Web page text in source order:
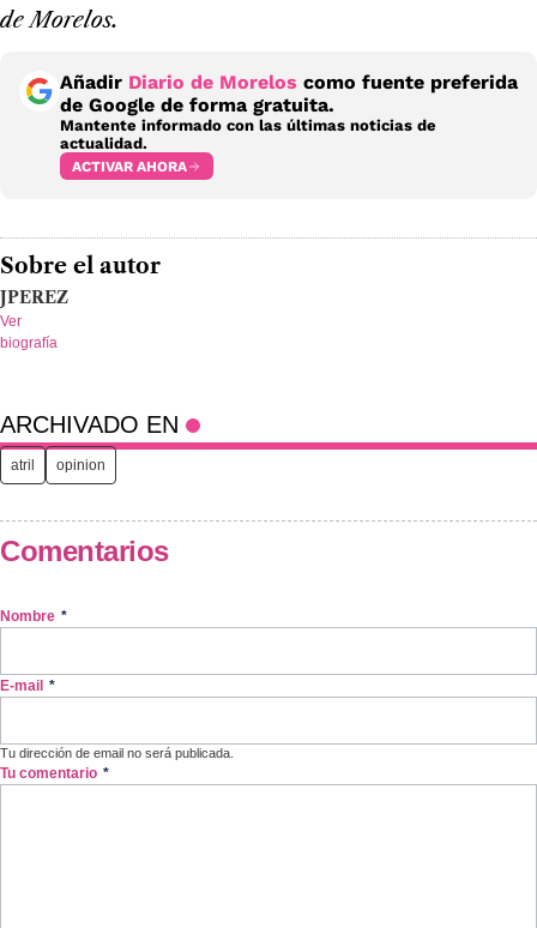
de Morelos.
Añadir Diario de Morelos como fuente preferida
de Google de forma gratuita.
Mantente informado con las últimas noticias de
actualidad.
ACTIVAR AHORA
Sobre el autor
JPEREZ
Ver
biografía
ARCHIVADO EN
atril opinion
Comentarios
Nombre *
E-mail *
Tu dirección de email no será publicada.
Tu comentario *